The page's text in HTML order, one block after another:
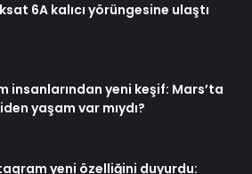
6A kalıcı yörüngesine ulaştı
insanlarından yeni keşif: Mars’ta
yaşam var mıydı?
yeni özelliğini duyurdu: